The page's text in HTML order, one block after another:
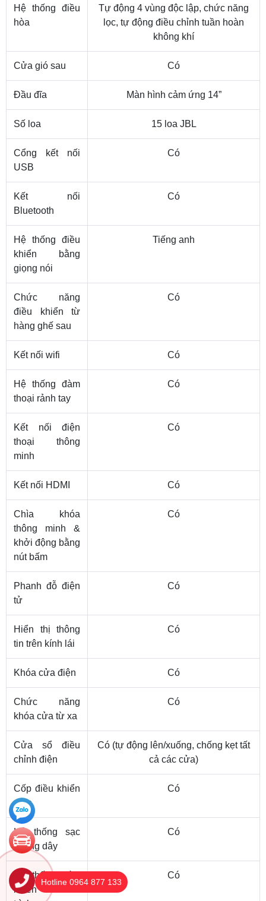
Hệ thống điều
hòa
Tự động 4 vùng độc lập, chức năng
lọc, tự động điều chỉnh tuần hoàn
không khí
Cửa gió sau Có
Đầu đĩa Màn hình cảm ứng 14”
Số loa 15 loa JBL
Cổng kết nối
USB
Có
Kết nối
Bluetooth
Có
Hệ thống điều
khiển bằng
giọng nói
Tiếng anh
Chức năng
điều khiển từ
hàng ghế sau
Có
Kết nối wifi Có
Hệ thống đàm
thoại rảnh tay
Có
Kết nối điện
thoại thông
minh
Có
Kết nối HDMI Có
Chìa khóa
thông minh &
khởi động bằng
nút bấm
Có
Phanh đỗ điện
tử
Có
Hiển thị thông
tin trên kính lái
Có
Khóa cửa điện Có
Chức năng
khóa cửa từ xa
Có
Cửa sổ điều
chỉnh điện
Có (tự động lên/xuống, chống kẹt tất
cả các cửa)
Cốp điều khiển
điện
Có
Hệ thống sạc
không dây
Có
Hệ thống điều
khiển hành
Có
Hotline 0964 877 133